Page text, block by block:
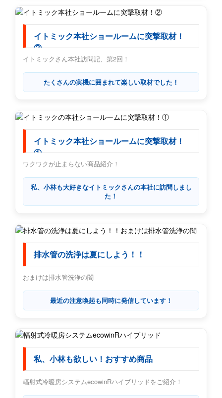
イトミック本社ショールームに突撃取材！
②
イトミックさん本社訪問記、第2回！
たくさんの実機に囲まれて楽しい取材でした！
イトミック本社ショールームに突撃取材！
①
ワクワクが止まらない商品紹介！
私、小林も大好きなイトミックさんの本社に訪問しまし
た！
排水管の洗浄は夏にしよう！！
おまけは排水管洗浄の闇
最近の注意喚起も同時に発信しています！
私、小林も欲しい！おすすめ商品
輻射式冷暖房システムecowinRハイブリッドをご紹介！